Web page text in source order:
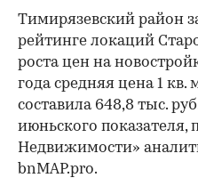
Тимирязевский район
рейтинге локаций
роста цен на
года средняя цена 1
составила 648,8 тыс.
июньского показателя,
Недвижимости»
bnMAP.pro.